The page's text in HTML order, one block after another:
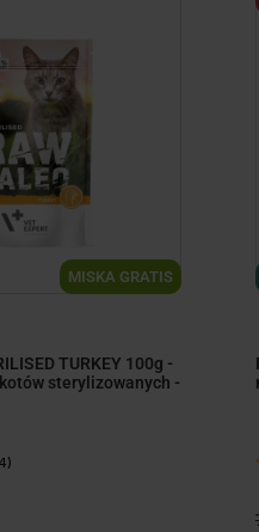
MISKA GRATIS
TURKEY 100g -
sterylizowanych -